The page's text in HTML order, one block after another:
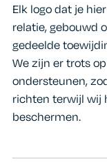
Elk logo dat je
relatie, gebouwd
gedeelde
We zijn er trots
ondersteunen,
richten terwijl wij
beschermen.